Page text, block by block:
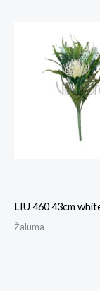
LIU 460 43cm
Žaluma